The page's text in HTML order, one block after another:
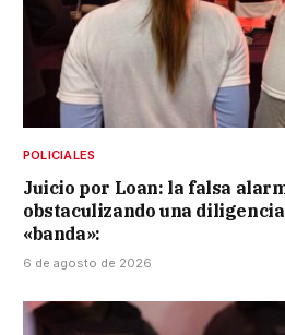
POLICIALES
Juicio por Loan: la falsa
obstaculizando una
«banda»:
6 de agosto de 2026